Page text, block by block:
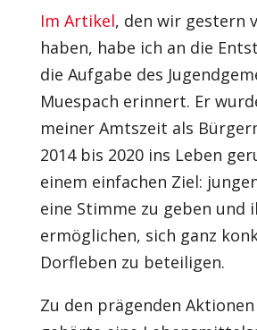
Im Artikel, den wir gestern
haben, habe ich an die
die Aufgabe des
Muespach erinnert. Er
meiner Amtszeit als
2014 bis 2020 ins Leben
einem einfachen Ziel:
eine Stimme zu geben und
ermöglichen, sich ganz
Dorfleben zu beteiligen.
Zu den prägenden